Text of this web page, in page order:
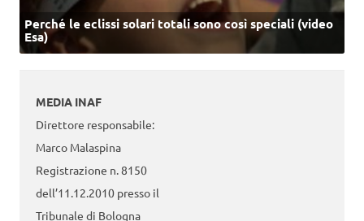
Perché le eclissi solari totali sono così speciali (video
Esa)
MEDIA INAF
Direttore responsabile:
Marco Malaspina
Registrazione n. 8150
dell’11.12.2010 presso il
Tribunale di Bologna